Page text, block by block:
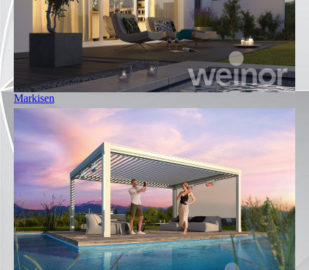
Markisen